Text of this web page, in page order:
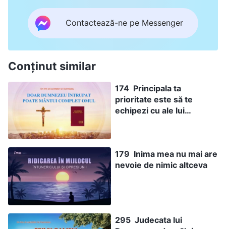
Contactează-ne pe Messenger
Conținut similar
174 Principala ta
prioritate este să te
echipezi cu ale lui
179 Inima mea nu mai are
nevoie de nimic altceva
295 Judecata lui